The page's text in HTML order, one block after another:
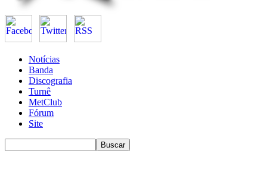
Notícias
Banda
Discografia
Turnê
MetClub
Fórum
Site